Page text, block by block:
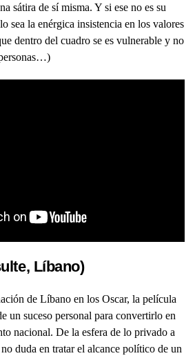
sátira de sí misma. Y si ese no es su
sea la enérgica insistencia en los valores
dentro del cuadro se es vulnerable y no
Líbano)
de Líbano en los Oscar, la película
un suceso personal para convertirlo en
nacional. De la esfera de lo privado a
duda en tratar el alcance político de un